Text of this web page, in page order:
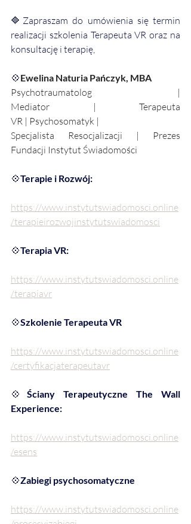
🔷Zapraszam do umówienia się termin
realizacji szkolenia Terapeuta VR oraz na
konsultację i terapię,
💠Ewelina Naturia Pańczyk, MBA
Psychotraumatolog |
Mediator | Terapeuta
VR | Psychosomatyk |
Specjalista Resocjalizacji | Prezes
Fundacji Instytut Świadomości
💠Terapie i Rozwój:
https://www.instytutswiadomosci.online
/terapieirozwojinstytutswiadomosci
💠Terapia VR:
https://www.instytutswiadomosci.online
/terapiavr
💠Szkolenie Terapeuta VR
https://www.instytutswiadomosci.online
/certyfikacjaterapeutavr
💠 Ściany Terapeutyczne The Wall
Experience:
https://www.instytutswiadomosci.online
/esens
💠Zabiegi psychosomatyczne
https://www.instytutswiadomosci.online